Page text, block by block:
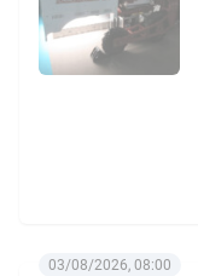
03/08/2026, 08:00